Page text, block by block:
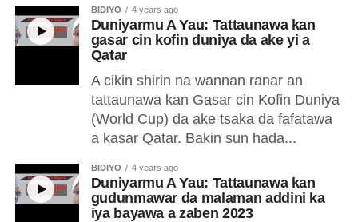
BIDIYO 4 years ago
Duniyarmu A Yau: Tattaunawa kan
gasar cin kofin duniya da ake yi a
Qatar
A cikin shirin na wannan ranar an
tattaunawa kan Gasar cin Kofin Duniya
(World Cup) da ake tsaka da fafatawa
a kasar Qatar. Bakin sun hada...
BIDIYO 4 years ago
Duniyarmu A Yau: Tattaunawa kan
gudunmawar da malaman addini ka
iya bayawa a zaben 2023